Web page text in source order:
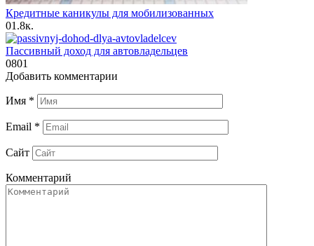
Кредитные каникулы для мобилизованных
01.8к.
Пассивный доход для автовладельцев
0801
Добавить комментарии
Имя *
Email *
Сайт
Комментарий